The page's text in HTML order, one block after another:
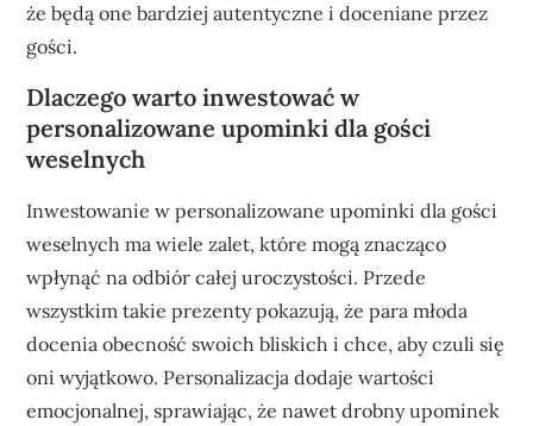
że będą one bardziej autentyczne i doceniane przez
gości.
Dlaczego warto inwestować w
personalizowane upominki dla gości
weselnych
Inwestowanie w personalizowane upominki dla gości
weselnych ma wiele zalet, które mogą znacząco
wpłynąć na odbiór całej uroczystości. Przede
wszystkim takie prezenty pokazują, że para młoda
docenia obecność swoich bliskich i chce, aby czuli się
oni wyjątkowo. Personalizacja dodaje wartości
emocjonalnej, sprawiając, że nawet drobny upominek